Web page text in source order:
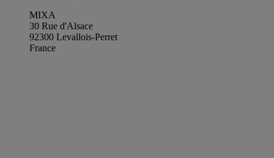
MIXA
30 Rue d'Alsace
92300 Levallois-Perret
France